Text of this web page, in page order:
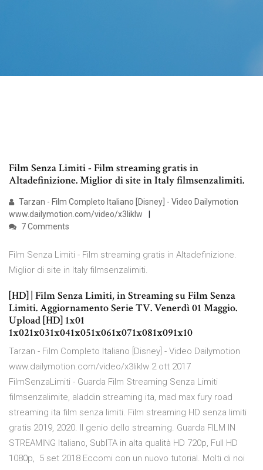
Film Senza Limiti - Film streaming gratis in
Altadefinizione. Miglior di site in Italy filmsenzalimiti.
Tarzan - Film Completo Italiano [Disney] - Video Dailymotion
www.dailymotion.com/video/x3liklw
7 Comments
Film Senza Limiti - Film streaming gratis in Altadefinizione.
Miglior di site in Italy filmsenzalimiti.
[HD] | Film Senza Limiti, in Streaming su Film Senza
Limiti. Aggiornamento Serie TV. Venerdì 01 Maggio.
Upload [HD] 1x01
1x021x031x041x051x061x071x081x091x10
Tarzan - Film Completo Italiano [Disney] - Video Dailymotion
www.dailymotion.com/video/x3liklw 2 ott 2017
FilmSenzaLimiti - Guarda Film Streaming Senza Limiti
filmsenzalimite, aladdin streaming ita, mad max fury road
streaming ita film senza limiti. Film streaming HD senza limiti
gratis 2019, 2020. Il genio dello streaming. Guarda FILM IN
STREAMING Italiano, SubITA in alta qualità HD 720p, Full HD
1080p, 5 set 2018 Eccomi con un nuovo tutorial. Molti di noi